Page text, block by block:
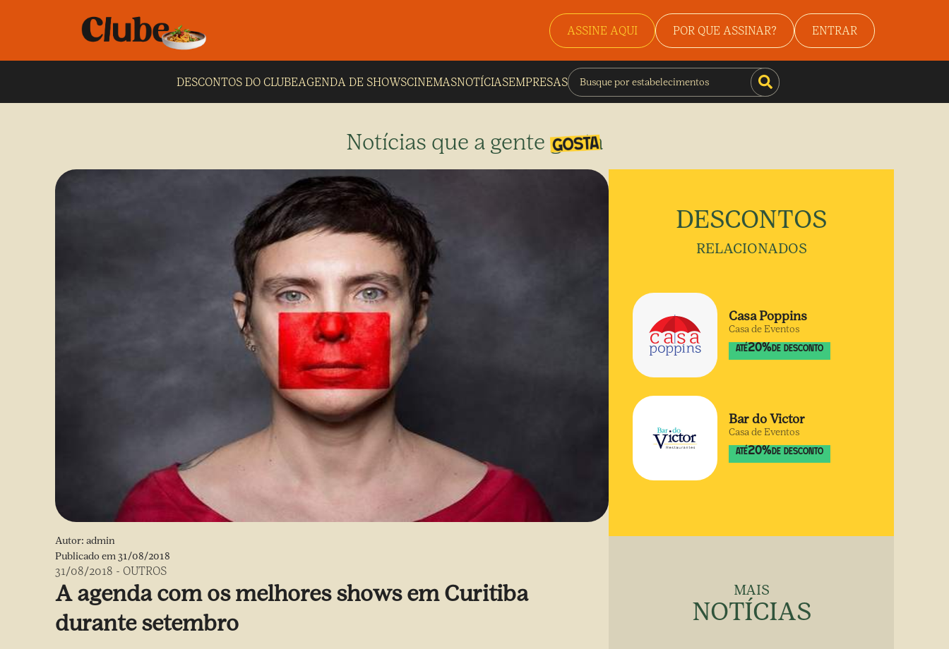
ASSINE AQUI POR QUE ASSINAR? ENTRAR
DESCONTOS DO CLUBEAGENDA DE SHOWSCINEMASNOTÍCIASEMPRESAS
Notícias que a gente gosta
Autor: admin
Publicado em31/08/2018
31/08/2018 - OUTROS
A agenda com os melhores shows em Curitiba
durante setembro
DESCONTOS
RELACIONADOS
Casa Poppins
Casa de Eventos
ATÉ20%DE DESCONTO
Bar do Victor
Casa de Eventos
ATÉ20%DE DESCONTO
MAIS
NOTÍCIAS